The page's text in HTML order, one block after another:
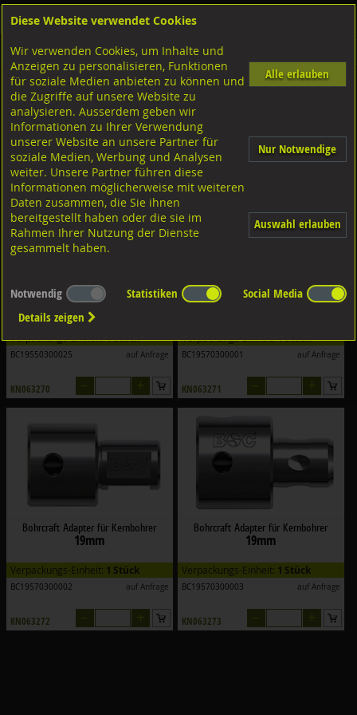
Shop Bohrcraft/ZerspanungswerkzeugeKernbohrer
Kernbohrer Zubehör
Filter nach Dimensionen:
Filter zurücksetzen
Bohrcraft Auswerfstift für HSS
Verpackungs-Einheit:1 Stück
BC19550300025 auf Anfrage
KN063270
Bohrcraft Adapter für Kernbohrer
Verpackungs-Einheit:1 Stück
BC19570300001 auf Anfrage
KN063271
Bohrcraft Adapter für Kernbohrer
19mm
Verpackungs-Einheit: 1 Stück
BC19570300002 auf Anfrage
KN063272
Bohrcraft Adapter für Kernbohrer
19mm
Verpackungs-Einheit: 1 Stück
BC19570300003 auf Anfrage
KN063273
Diese Website verwendet Cookies
Wir verwenden Cookies, um Inhalte und
Anzeigen zu personalisieren, Funktionen
für soziale Medien anbieten zu können und
die Zugriffe auf unsere Website zu
analysieren. Ausserdem geben wir
Informationen zu Ihrer Verwendung
unserer Website an unsere Partner für
soziale Medien, Werbung und Analysen
weiter. Unsere Partner führen diese
Informationen möglicherweise mit weiteren
Daten zusammen, die Sie ihnen
bereitgestellt haben oder die sie im
Rahmen Ihrer Nutzung der Dienste
gesammelt haben.
Alle erlauben
Nur Notwendige
Auswahl erlauben
Notwendig Statistiken
Social Media
Details zeigen